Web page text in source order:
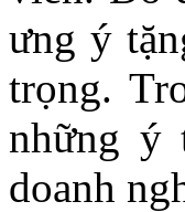
ưng ý
trọng.
những ý
doanh